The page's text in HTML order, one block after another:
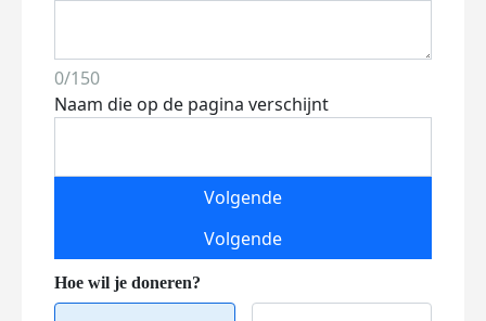
0/150
Naam die op de pagina verschijnt
Volgende
Volgende